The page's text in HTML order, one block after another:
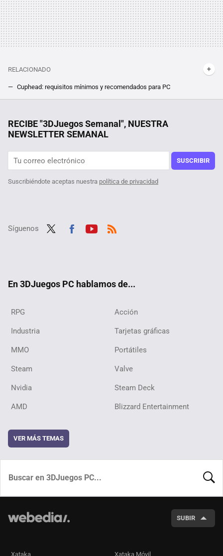
RELACIONADO
Cuphead: requisitos mínimos y recomendados para PC
Marvel Rivals confirma cuáles serán sus próximos personajes y cuándo podremos verlos. Llegan al hero shooter los Cuatro Fantásticos
RECIBE "3DJuegos Semanal", NUESTRA
NEWSLETTER SEMANAL
SUSCRIBIR
Suscribiéndote aceptas nuestra política de privacidad
Síguenos
En 3DJuegos PC hablamos de...
RPG Acción
Industria Tarjetas gráficas
MMO Portátiles
Steam Valve
Nvidia Steam Deck
AMD Blizzard Entertainment
VER MÁS TEMAS
SUBIR
Xataka Xataka Móvil